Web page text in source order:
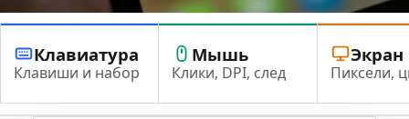
Клавиатура
Клавиши и набор
Мышь
Клики, DPI, след
Экран
Пиксели,